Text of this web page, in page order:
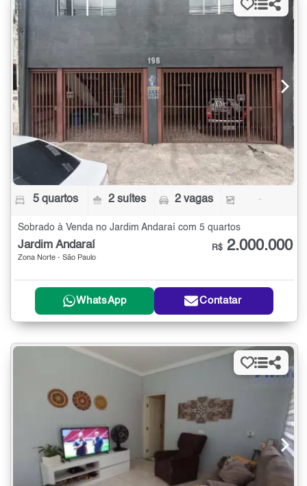
5 quartos 2 suítes 2 vagas -
Sobrado à Venda no Jardim Andaraí com 5 quartos
Jardim Andaraí
Zona Norte - São Paulo
R$ 2.000.000
WhatsApp Contatar